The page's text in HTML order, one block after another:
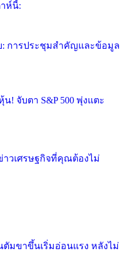
ห์นี้:
การประชุมสำคัญและข้อมูล
! จับตา S&P 500 พุ่งแตะ
วเศรษฐกิจที่คุณต้องไม่
ตัมขาขึ้นเริ่มอ่อนแรง หลังไม่